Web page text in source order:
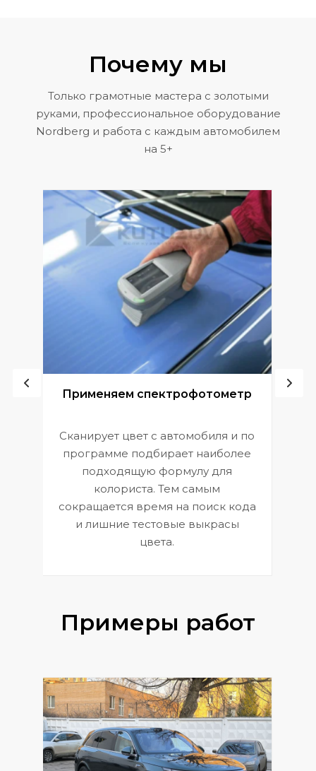
Почему мы
Только грамотные мастера с золотыми
руками, профессиональное оборудование
Nordberg и работа с каждым автомобилем
на 5+
Применяем спектрофотометр
Сканирует цвет с автомобиля и по
программе подбирает наиболее
подходящую формулу для
колориста. Тем самым
сокращается время на поиск кода
и лишние тестовые выкрасы
цвета.
Примеры работ